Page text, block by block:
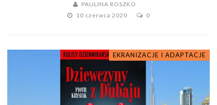
PAULINA ROSZKO
10 czerwca 2020
0
EKRANIZACJE I ADAPTACJE